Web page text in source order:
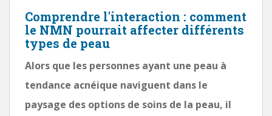
Comprendre l'interaction : comment
le NMN pourrait affecter différents
types de peau
Alors que les personnes ayant une peau à
tendance acnéique naviguent dans le
paysage des options de soins de la peau, il